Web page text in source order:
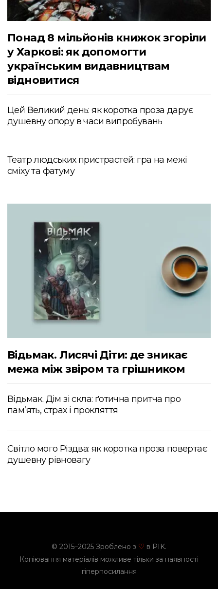
Понад 8 мільйонів книжок згоріли
у Харкові: як допомогти
українським видавництвам
відновитися
Цей Великий день: як коротка проза дарує
душевну опору в часи випробувань
Театр людських пристрастей: гра на межі
сміху та фатуму
Відьмак. Лисячі Діти: де зникає
межа між звіром та грішником
Відьмак. Дім зі скла: ґотична притча про
пам’ять, страх і прокляття
Світло мого Різдва: як коротка проза повертає
душевну рівновагу
© 2015–2025 Зроблено з ♡ в PIK.
Копіювання матеріалів можливе тільки за наявності
гіперпосилання